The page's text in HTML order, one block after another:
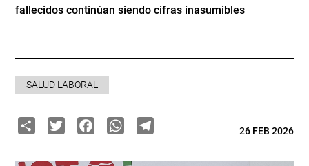
fallecidos continúan siendo cifras inasumibles
SALUD LABORAL
ShareTwitterFacebook
WhatsApp
Telegram26 FEB 2026